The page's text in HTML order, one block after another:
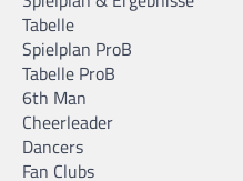
Tabelle
Spielplan ProB
Tabelle ProB
6th Man
Cheerleader
Dancers
Fan Clubs